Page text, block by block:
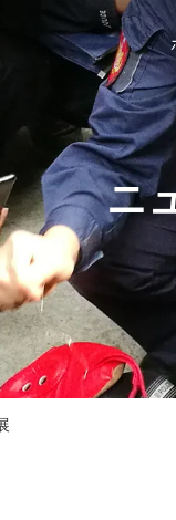
ニ